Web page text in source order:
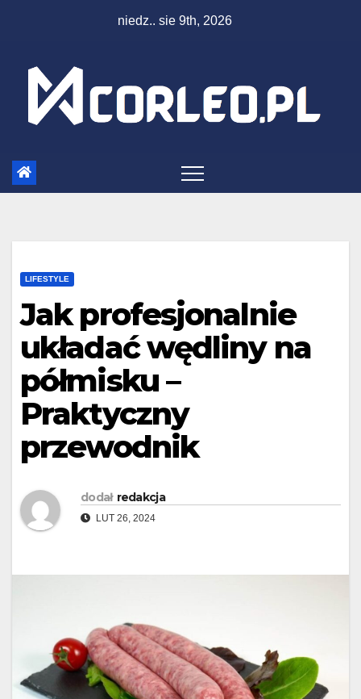
niedz.. sie 9th, 2026
LIFESTYLE
Jak profesjonalnie
układać wędliny na
półmisku –
Praktyczny
przewodnik
dodał redakcja
LUT 26, 2024